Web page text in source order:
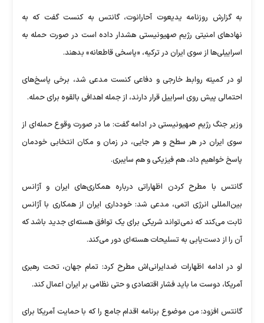
به گزارش روزنامه یدیعوت آحارانوت، گانتس به کنست گفت که به
نهادهای امنیتی رژیم صهیونیستی هشدار داده است در صورت حمله به
اسراییلی‌ها از سوی ایران در ترکیه، «پاسخی قاطعانه» بدهند.
او در کمیته روابط خارجی و دفاعی کنست مدعی شد، برخی پاسخ‌های
احتمالی پیش روی اسراییل قرار دارند، از جمله اهدافی بالقوه برای حمله.
وزیر جنگ رژیم صهیونیستی در ادامه گفت: ما در صورت وقوع حمله‌ای از
سوی ایران در هر سطح و هر جایی، در زمان و مکان انتخابی خودمان
پاسخ خواهیم داد، هم فیزیکی و هم سایبری.
گانتس با مطرح کردن اظهاراتی درباره همکاری‌های ایران و آژانس
بین‌المللی انرژی اتمی، مدعی شد: خودداری ایران از همکاری با آژانس
ثابت می‌کند که نمی‌تواند شریکی برای یک توافق هسته‌ای جدید باشد که
آن را از دست‌یابی به تسلیحات هسته‌ای دور می‌کند.
او در ادامه اظهارات ضدایرانی‌اش مطرح کرد: تمام جهان، تحت رهبری
آمریکا، دوست ما باید فشار اقتصادی و حتی نظامی بر ایران اعمال کند.
گانتس افزود: من موضوع برنامه اقدام جامع را که با حمایت آمریکا برای